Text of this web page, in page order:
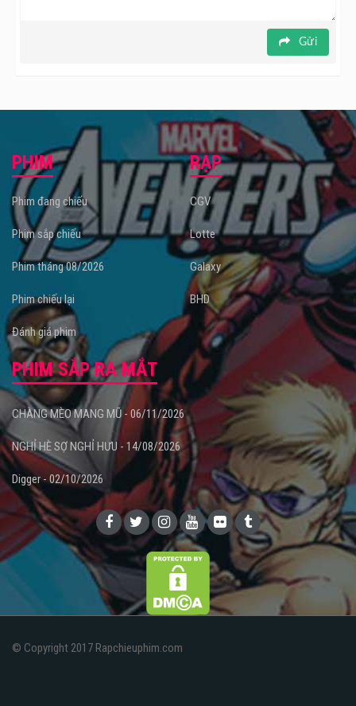
Gửi
PHIM
Phim đang chiếu
Phim sắp chiếu
Phim tháng 08/2026
Phim chiếu lại
Đánh giá phim
RẠP
CGV
Lotte
Galaxy
BHD
PHIM SẮP RA MẮT
CHÀNG MÈO MANG MŨ - 06/11/2026
NGHỈ HÈ SỢ NGHỈ HƯU - 14/08/2026
Digger - 02/10/2026
© Copyright 2017 Rapchieuphim.com